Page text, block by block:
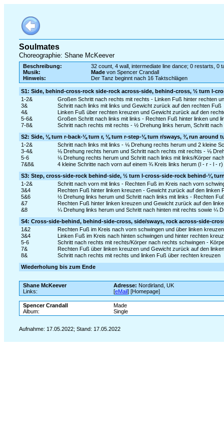
Soulmates
Choreographie: Shane McKeever
Beschreibung:
32 count, 4 wall, intermediate line dance; 0 restarts, 0
Musik:
Madevon Spencer Crandall
Hinweis:
Der Tanz beginnt nach 16 Taktschlägen
S1: Side, behind-cross-rock side-rock across-side, behind-cross, ½ turn l-
1-2&
Großen Schritt nach rechts mit rechts - Linken Fuß hinter rechten
3&
Schritt nach links mit links und Gewicht zurück auf den rechten Fuß
4&
Linken Fuß über rechten kreuzen und Gewicht zurück auf den
5-6&
Großen Schritt nach links mit links - Rechten Fuß hinter linken und
7-8&
Schritt nach rechts mit rechts - ½ Drehung links herum, Schritt
S2: Side, ⅛ turn r-back-⅛ turn r, ⅛ turn r-step-⅛ turn r/sways, ¾ run around
1-2&
Schritt nach links mit links - ⅛ Drehung rechts herum und 2 kleine
3-4&
⅛ Drehung rechts herum und Schritt nach rechts mit rechts - ⅛
5-6
⅛ Drehung rechts herum und Schritt nach links mit links/Körper
7&8&
4 kleine Schritte nach vorn auf einem ¾ Kreis links herum (l - r - l -
S3: Step, cross-side-rock behind-side, ½ turn l-cross-side-rock behind-¼
1-2&
Schritt nach vorn mit links - Rechten Fuß im Kreis nach vorn
3&4
Rechten Fuß hinter linken kreuzen - Gewicht zurück auf den linken
5&6
½ Drehung links herum und Schritt nach links mit links - Rechten
&7
Rechten Fuß hinter linken kreuzen und Gewicht zurück auf den
&8
¼ Drehung links herum und Schritt nach hinten mit rechts sowie ¼
S4: Cross-side-behind, behind-side-cross, side/sways, rock across-side-
1&2
Rechten Fuß im Kreis nach vorn schwingen und über linken
3&4
Linken Fuß im Kreis nach hinten schwingen und hinter rechten
5-6
Schritt nach rechts mit rechts/Körper nach rechts schwingen -
7&
Rechten Fuß über linken kreuzen und Gewicht zurück auf den
8&
Schritt nach rechts mit rechts und linken Fuß über rechten kreuzen
Wiederholung bis zum Ende
Shane McKeever Adresse: Nordirland, UK
Links:
[eMail] [Homepage]
Spencer Crandall
Made
Album:
Single
Aufnahme: 17.05.2022; Stand: 17.05.2022